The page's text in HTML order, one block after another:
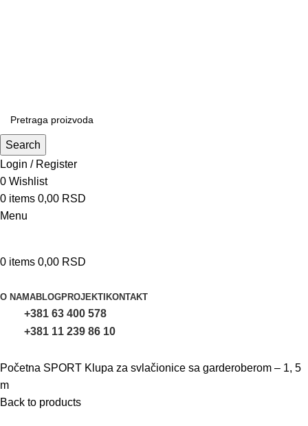
Search
Login / Register
0 Wishlist
0 items 0,00 RSD
Menu
0 items 0,00 RSD
O NAMABLOGPROJEKTIKONTAKT
+381 63 400 578
+381 11 239 86 10
Početna SPORT Klupa za svlačionice sa garderoberom – 1, 5
m
Back to products